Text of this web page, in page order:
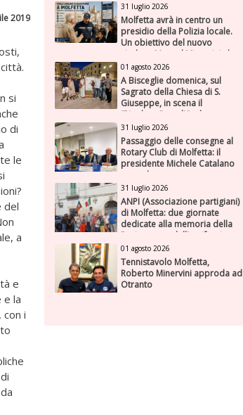
2019
si
di
le
del
a
e
e la
i
31 luglio 2026
Molfetta avrà in centro un
presidio della Polizia locale.
Un obiettivo del nuovo
sindaco Manuel Minervini che
diviene realtà, con la speranza
di maggiore efficienza e
presenza sul territorio
01 agosto 2026
A Bisceglie domenica, sul
Sagrato della Chiesa di S.
Giuseppe, in scena il
“Rigoletto” con l’Orchestra
Sinfonica Federiciana
31 luglio 2026
Passaggio delle consegne al
Rotary Club di Molfetta: il
presidente Michele Catalano
succede a se stesso
31 luglio 2026
ANPI (Associazione partigiani)
di Molfetta: due giornate
dedicate alla memoria della
Resistenza e dell'antifascismo
01 agosto 2026
Tennistavolo Molfetta,
Roberto Minervini approda ad
Otranto